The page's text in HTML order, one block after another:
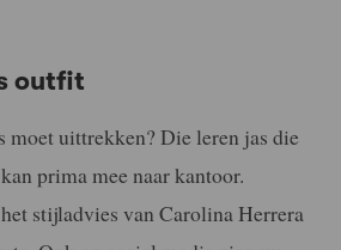
outfit
moet uittrekken? Die leren jas die
prima mee naar kantoor.
stijladvies van Carolina Herrera